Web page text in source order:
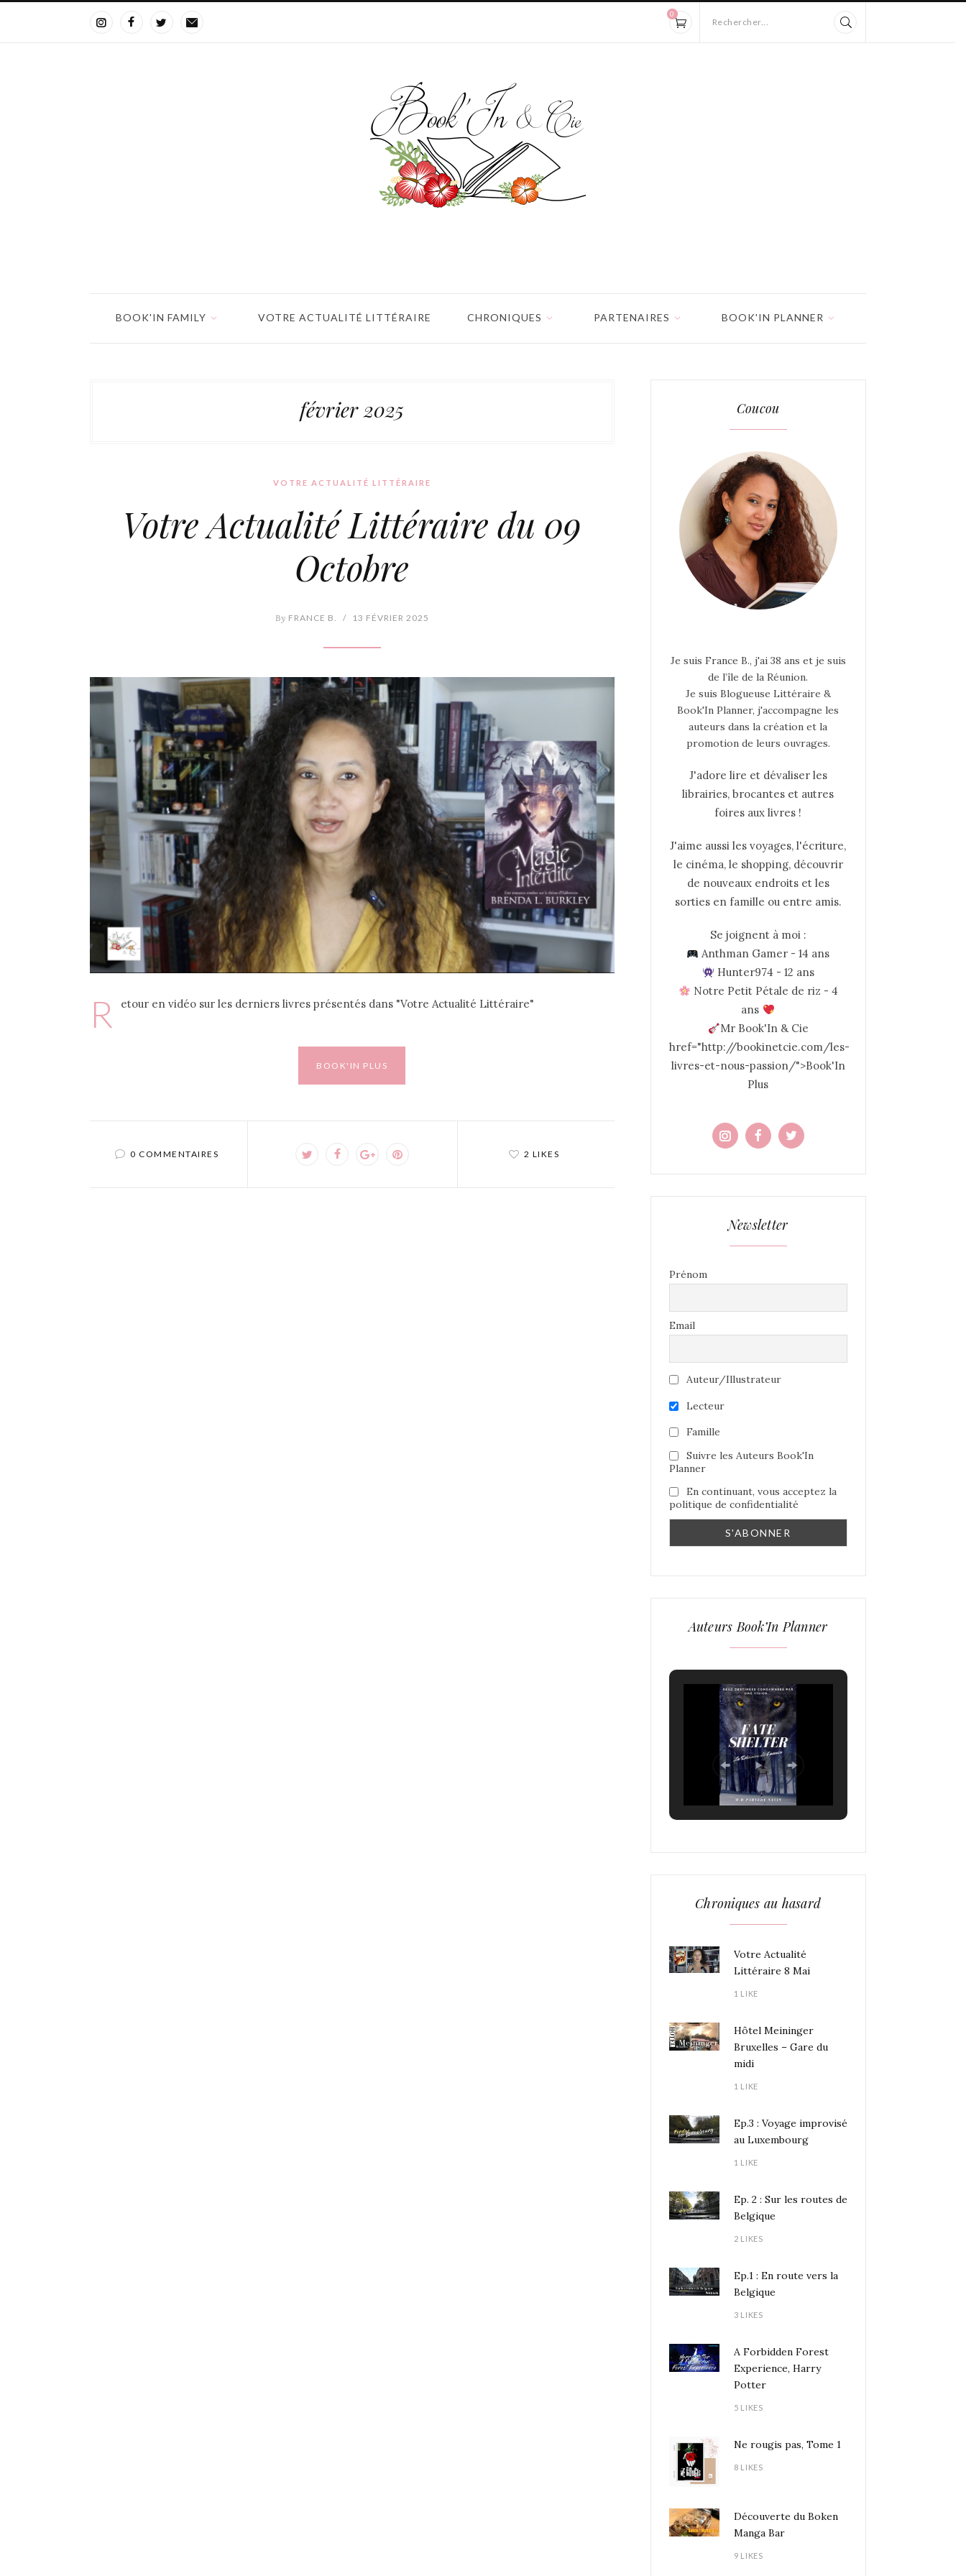
Rechercher...
0
BOOK'IN FAMILY VOTRE ACTUALITÉ LITTÉRAIRE CHRONIQUES PARTENAIRES BOOK'IN PLANNER
février 2025
VOTRE ACTUALITÉ LITTÉRAIRE
Votre Actualité Littéraire du 09
Octobre
By FRANCE B. / 13 FÉVRIER 2025
R etour en vidéo sur les derniers livres présentés dans "Votre Actualité Littéraire"
BOOK'IN PLUS
0 COMMENTAIRES 2 LIKES
Coucou
Je suis France B., j'ai 38 ans et je suis
de l’île de la Réunion.
Je suis Blogueuse Littéraire &
Book'In Planner, j'accompagne les
auteurs dans la création et la
promotion de leurs ouvrages.
J'adore lire et dévaliser les
librairies, brocantes et autres
foires aux livres !
J'aime aussi les voyages, l'écriture,
le cinéma, le shopping, découvrir
de nouveaux endroits et les
sorties en famille ou entre amis.
Se joignent à moi :
Anthman Gamer - 14 ans
Hunter974 - 12 ans
Notre Petit Pétale de riz - 4
ans
Mr Book'In & Cie
href="http://bookinetcie.com/les-
livres-et-nous-passion/">Book'In
Plus
Newsletter
Prénom
Email
Auteur/Illustrateur
Lecteur
Famille
Suivre les Auteurs Book'In
Planner
En continuant, vous acceptez la
politique de confidentialité
Auteurs Book’In Planner
Chroniques au hasard
Votre Actualité
Littéraire 8 Mai
1 LIKE
Hôtel Meininger
Bruxelles – Gare du
midi
1 LIKE
Ep.3 : Voyage improvisé
au Luxembourg
1 LIKE
Ep. 2 : Sur les routes de
Belgique
2 LIKES
Ep.1 : En route vers la
Belgique
3 LIKES
A Forbidden Forest
Experience, Harry
Potter
5 LIKES
Ne rougis pas, Tome 1
8 LIKES
Découverte du Boken
Manga Bar
9 LIKES